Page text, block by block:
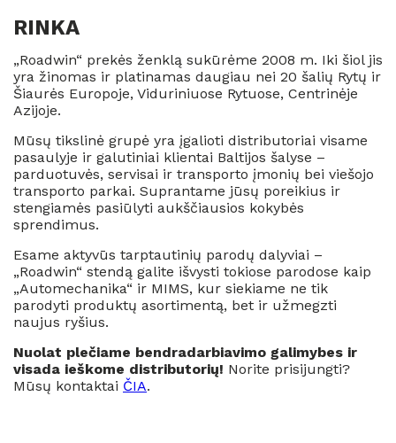
RINKA
„Roadwin“ prekės ženklą sukūrėme 2008 m. Iki šiol jis
yra žinomas ir platinamas daugiau nei 20 šalių Rytų ir
Šiaurės Europoje, Viduriniuose Rytuose, Centrinėje
Azijoje.
Mūsų tikslinė grupė yra įgalioti distributoriai visame
pasaulyje ir galutiniai klientai Baltijos šalyse –
parduotuvės, servisai ir transporto įmonių bei viešojo
transporto parkai. Suprantame jūsų poreikius ir
stengiamės pasiūlyti aukščiausios kokybės
sprendimus.
Esame aktyvūs tarptautinių parodų dalyviai –
„Roadwin“ stendą galite išvysti tokiose parodose kaip
„Automechanika“ ir MIMS, kur siekiame ne tik
parodyti produktų asortimentą, bet ir užmegzti
naujus ryšius.
Nuolat plečiame bendradarbiavimo galimybes ir
visada ieškome distributorių! Norite prisijungti?
Mūsų kontaktai ČIA.